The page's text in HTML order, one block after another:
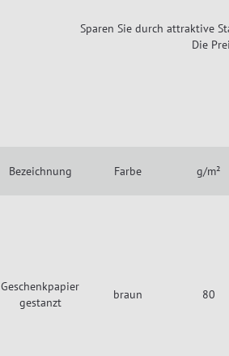
Sparen Sie durch attraktive
Die
Bezeichnung Farbe g/m²
Geschenkpapier
gestanzt
braun 80